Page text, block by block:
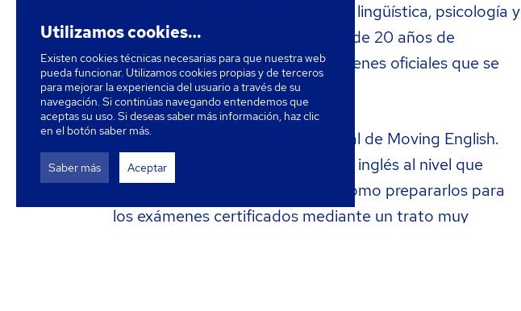
nativos, licenciados y expertos en lingüística, psicología y
pedagogía respaldados con más de 20 años de
participación y docencia en exámenes oficiales que se
actualizan cada año.
Juntos formamos el equipo actual de Moving English.
Un proyecto que busca acercar el inglés al nivel que
necesiten nuestros alumnos así como prepararlos para
los exámenes certificados mediante un trato muy
Utilizamos cookies…
Existen cookies técnicas necesarias para que nuestra web
pueda funcionar. Utilizamos cookies propias y de terceros
para mejorar la experiencia del usuario a través de su
navegación. Si continúas navegando entendemos que
aceptas su uso. Si deseas saber más información, haz clic
en el botón saber más.
Saber más Aceptar